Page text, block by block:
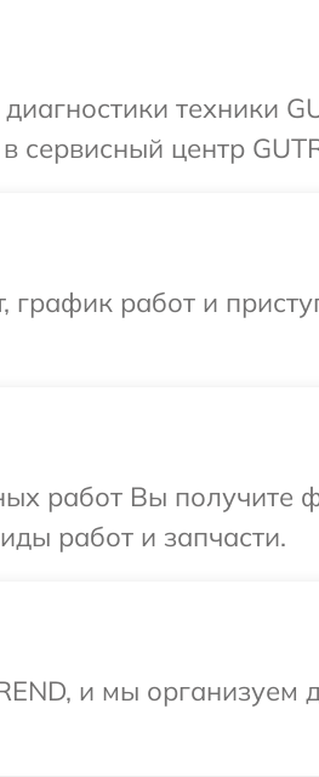
техники
сервисный центр
график работ и
работ Вы получите
работ и запчасти.
и мы организуем